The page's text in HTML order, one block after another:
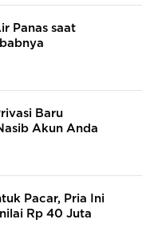
Panas saat
Baru
Akun Anda
Pacar, Pria Ini
Rp 40 Juta